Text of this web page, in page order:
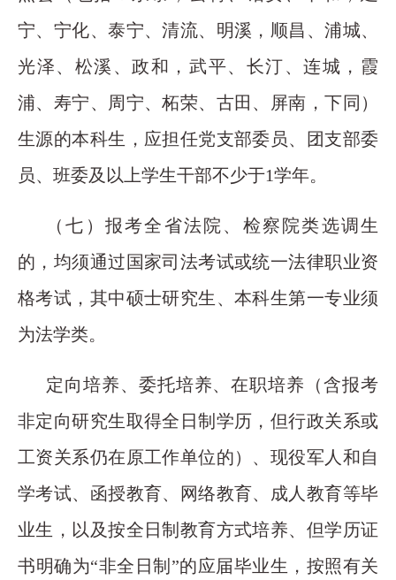
宁、宁化、泰宁、清流、明溪，顺昌、浦城、
光泽、松溪、政和，武平、长汀、连城，霞
浦、寿宁、周宁、柘荣、古田、屏南，下同）
生源的本科生，应担任党支部委员、团支部委
员、班委及以上学生干部不少于1学年。
（七）报考全省法院、检察院类选调生
的，均须通过国家司法考试或统一法律职业资
格考试，其中硕士研究生、本科生第一专业须
为法学类。
定向培养、委托培养、在职培养（含报考
非定向研究生取得全日制学历，但行政关系或
工资关系仍在原工作单位的）、现役军人和自
学考试、函授教育、网络教育、成人教育等毕
业生，以及按全日制教育方式培养、但学历证
书明确为“非全日制”的应届毕业生，按照有关